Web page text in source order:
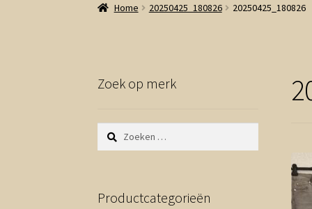
Home 20250425_180826 20250425_180826
Zoek op merk
Zoeken
naar:
Productcategorieën